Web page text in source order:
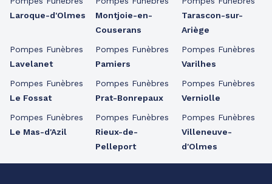
Laroque-d'Olmes
Pompes Funèbres
Lavelanet
Pompes Funèbres
Le Fossat
Pompes Funèbres
Le Mas-d'Azil
Montjoie-en-
Couserans
Pompes Funèbres
Pamiers
Pompes Funèbres
Prat-Bonrepaux
Pompes Funèbres
Rieux-de-
Pelleport
Tarascon-sur-
Ariège
Pompes Funèbres
Varilhes
Pompes Funèbres
Verniolle
Pompes Funèbres
Villeneuve-
d'Olmes